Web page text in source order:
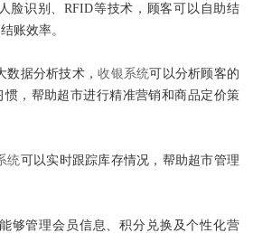
脸识别、RFID等技术，顾客可以自助结
账效率。
数据分析技术，收银系统可以分析顾客的
惯，帮助超市进行精准营销和商品定价策
统可以实时跟踪库存情况，帮助超市管理
够管理会员信息、积分兑换及个性化营